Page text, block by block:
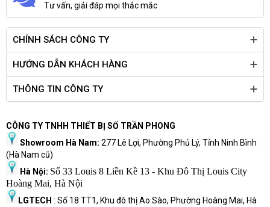
Tư vấn, giải đáp mọi thắc mắc
CHÍNH SÁCH CÔNG TY
HƯỚNG DẪN KHÁCH HÀNG
THÔNG TIN CÔNG TY
CÔNG TY TNHH THIẾT BỊ SỐ TRẦN PHONG
Showroom Hà Nam: 277 Lê Lợi, Phường Phủ Lý, Tỉnh Ninh Bình
(Hà Nam cũ)
Hà Nội: Số 33 Louis 8 Liền Kề 13 - Khu Đô Thị Louis City
Hoàng Mai, Hà Nội
LGTECH : Số 18 TT1, Khu đô thị Ao Sào, Phường Hoàng Mai, Hà